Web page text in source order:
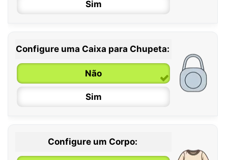
Sim
Configure uma Caixa para Chupeta:
Não
Sim
Configure um Corpo: